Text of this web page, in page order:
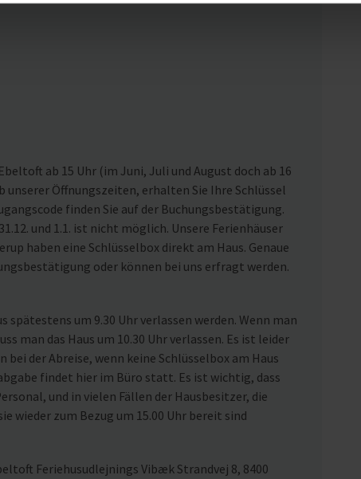
ab 15 Uhr (im Juni, Juli und August doch ab 16
Öffnungszeiten, erhalten Sie Ihre Schlüssel
finden Sie auf der Buchungsbestätigung.
und 1.1. ist nicht möglich. Unsere Ferienhäuser
haben eine Schlüsselbox direkt am Haus. Genaue
oder können bei uns erfragt werden.
um 9.30 Uhr verlassen werden. Wenn man
man das Haus um 10.30 Uhr verlassen. Es ist leider
der Abreise, wenn keine Schlüsselbox am Haus
findet hier im Büro statt. Es ist wichtig, dass
und in vielen Fällen der Hausbesitzer, die
wieder zum Bezug um 15.00 Uhr bereit sind
Feriehusudlejnings Vibæk Strandvej 8, 8400